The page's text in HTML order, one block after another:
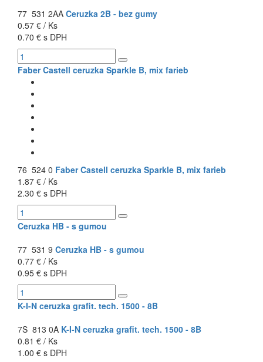
77 531 2AA Ceruzka 2B - bez gumy
0.57 € / Ks
0.70 € s DPH
Faber Castell ceruzka Sparkle B, mix farieb
76 524 0 Faber Castell ceruzka Sparkle B, mix farieb
1.87 € / Ks
2.30 € s DPH
Ceruzka HB - s gumou
77 531 9 Ceruzka HB - s gumou
0.77 € / Ks
0.95 € s DPH
K-I-N ceruzka grafit. tech. 1500 - 8B
7S 813 0A K-I-N ceruzka grafit. tech. 1500 - 8B
0.81 € / Ks
1.00 € s DPH